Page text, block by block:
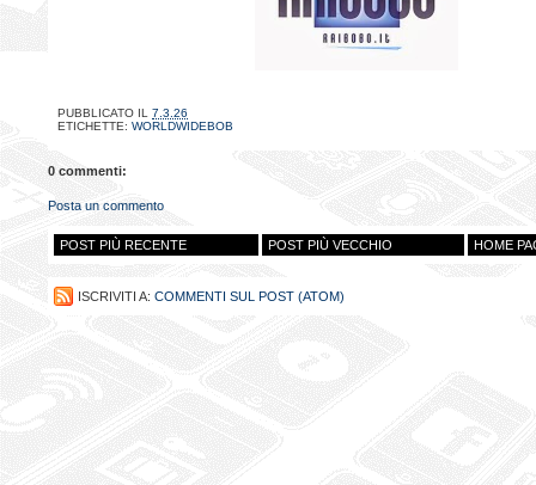
PUBBLICATO IL 7.3.26
ETICHETTE: WORLDWIDEBOB
0 commenti:
Posta un commento
POST PIÙ RECENTE POST PIÙ VECCHIO HOME
ISCRIVITI A: COMMENTI SUL POST (ATOM)